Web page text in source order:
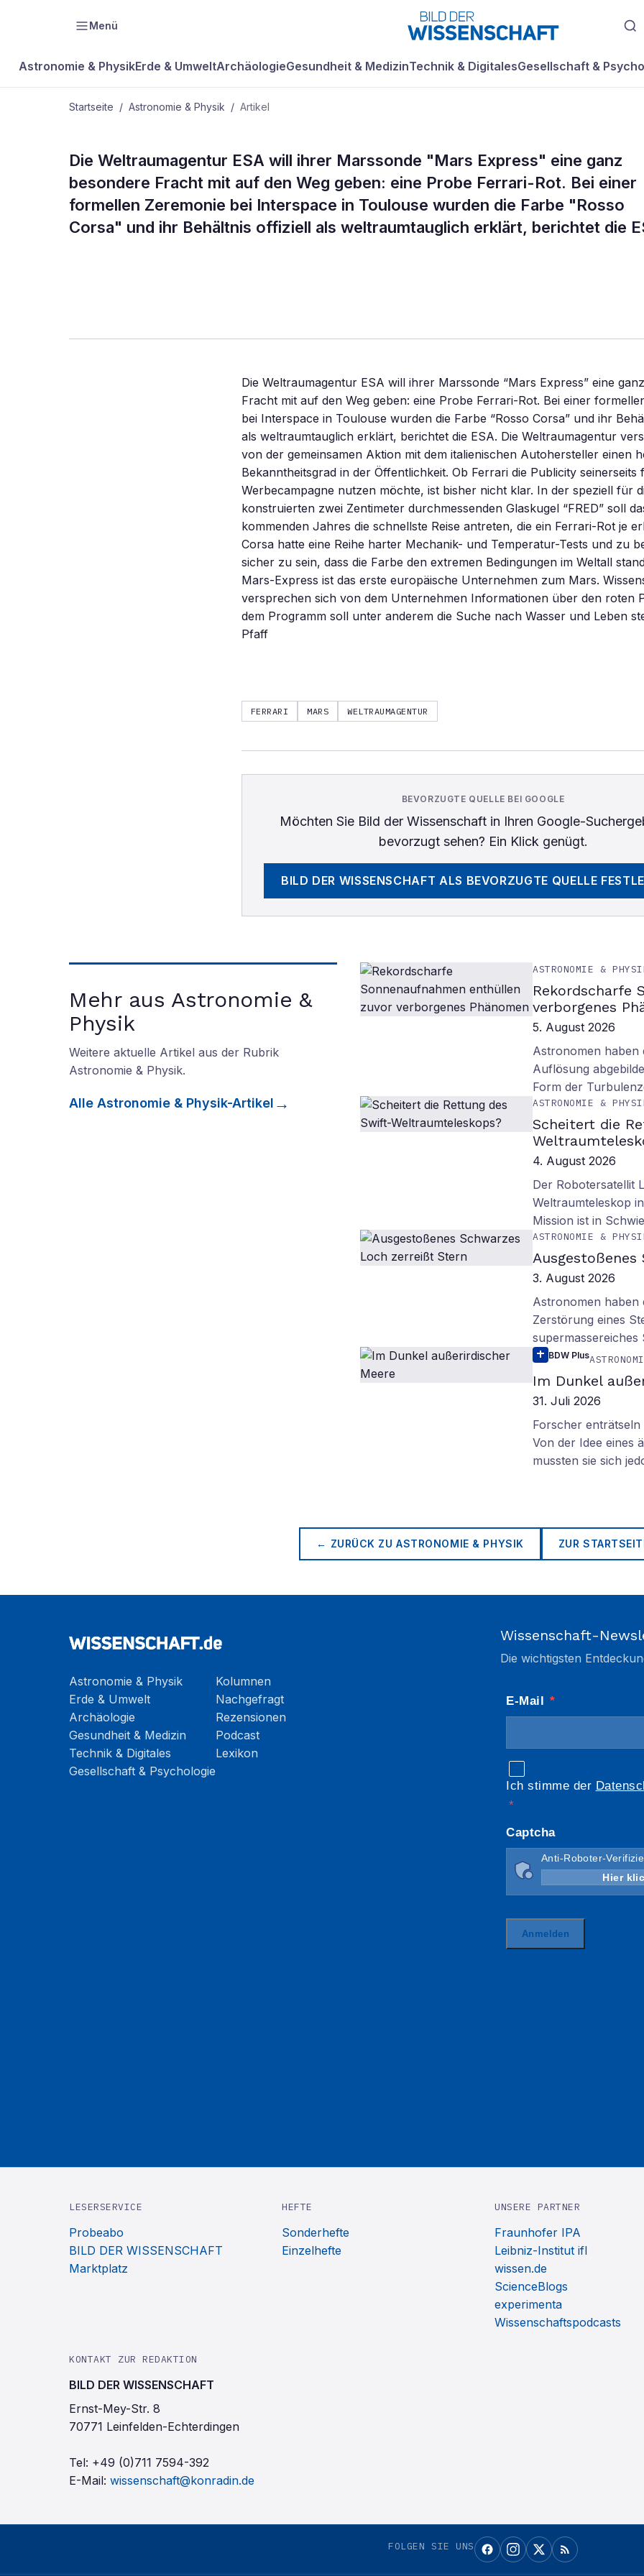
Menü
Astronomie & PhysikErde & UmweltArchäologieGesundheit & MedizinTechnik & DigitalesGesellschaft &
Startseite / Astronomie & Physik / Artikel
ASTRONOMIE & PHYSIK
Ferrari-Rot soll zum roten
Planeten reisen
Die Weltraumagentur ESA will ihrer Marssonde "Mars Express" eine ganz
besondere Fracht mit auf den Weg geben: eine Probe Ferrari-Rot. Bei einer
formellen Zeremonie bei Interspace in Toulouse wurden die Farbe "Rosso
Corsa" und ihr Behältnis offiziell als weltraumtauglich erklärt, berichtet die
Die Weltraumagentur ESA will ihrer Marssonde “Mars Express” eine
Fracht mit auf den Weg geben: eine Probe Ferrari-Rot. Bei einer
bei Interspace in Toulouse wurden die Farbe “Rosso Corsa” und ihr
als weltraumtauglich erklärt, berichtet die ESA. Die Weltraumagentur
von der gemeinsamen Aktion mit dem italienischen Autohersteller einen
Bekanntheitsgrad in der Öffentlichkeit. Ob Ferrari die Publicity seinerseits
Werbecampagne nutzen möchte, ist bisher nicht klar. In der speziell für
konstruierten zwei Zentimeter durchmessenden Glaskugel “FRED” soll
kommenden Jahres die schnellste Reise antreten, die ein Ferrari-Rot je
Corsa hatte eine Reihe harter Mechanik- und Temperatur-Tests und zu
sicher zu sein, dass die Farbe den extremen Bedingungen im Weltall
Mars-Express ist das erste europäische Unternehmen zum Mars.
versprechen sich von dem Unternehmen Informationen über den roten
dem Programm soll unter anderem die Suche nach Wasser und Leben
Pfaff
FERRARI MARS WELTRAUMAGENTUR
BEVORZUGTE QUELLE BEI GOOGLE
Möchten Sie Bild der Wissenschaftin Ihren Google-
bevorzugt sehen? Ein Klick genügt.
BILD DER WISSENSCHAFT ALS BEVORZUGTE QUELLE
Mehr aus Astronomie &
Physik
Weitere aktuelle Artikel aus der Rubrik
Astronomie & Physik.
Alle Astronomie & Physik-Artikel
ASTRONOMIE &
Rekordscharfe
verborgenes
5. August 2026
Astronomen
Auflösung
Form der
ASTRONOMIE &
Scheitert die
4. August 2026
Der Robotersatellit
Weltraumteleskop
Mission ist in
ASTRONOMIE &
3. August 2026
Astronomen haben
Zerstörung eines
supermassereiches
BDW Plus
Im Dunkel
31. Juli 2026
Forscher enträtseln
Von der Idee eines
mussten sie sich
← ZURÜCK ZUASTRONOMIE & PHYSIK ZUR
Astronomie & Physik
Erde & Umwelt
Archäologie
Gesundheit & Medizin
Technik & Digitales
Gesellschaft & Psychologie
Kolumnen
Nachgefragt
Rezensionen
Podcast
Lexikon
Wissenschaft-
Die wichtigsten
LESERSERVICE
Probeabo
BILD DER WISSENSCHAFT
Marktplatz
HEFTE
Sonderhefte
Einzelhefte
UNSERE PARTNER
Fraunhofer IPA
Leibniz-Institut ifl
wissen.de
ScienceBlogs
experimenta
Wissenschaftspodcasts
KONTAKT ZUR REDAKTION
BILD DER WISSENSCHAFT
Ernst-Mey-Str. 8
70771 Leinfelden-Echterdingen
Tel: +49 (0)711 7594-392
E-Mail: wissenschaft@konradin.de
FOLGEN SIE UNS